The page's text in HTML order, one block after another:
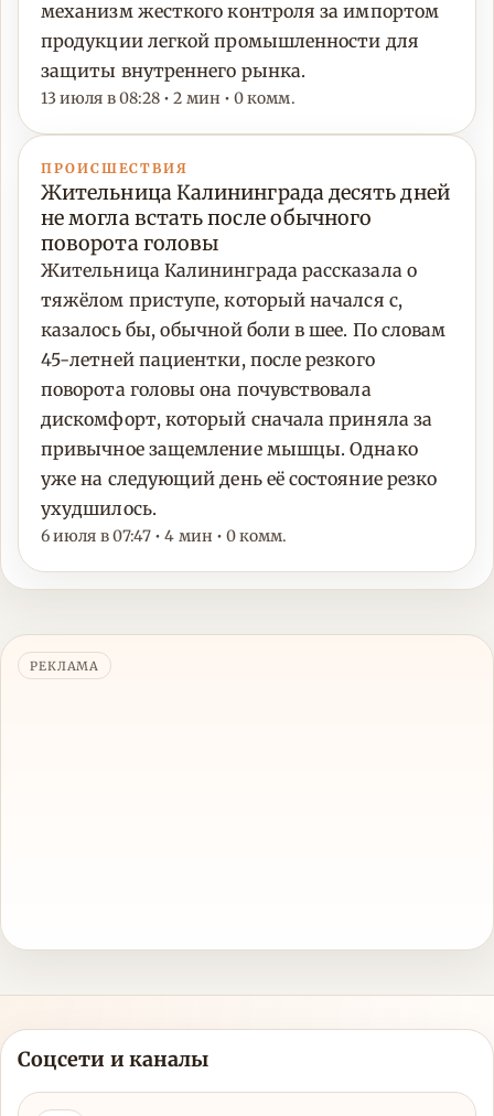
механизм жесткого контроля за импортом
продукции легкой промышленности для
защиты внутреннего рынка.
13 июля в 08:28 • 2 мин • 0 комм.
ПРОИСШЕСТВИЯ
Жительница Калининграда десять дней
не могла встать после обычного
поворота головы
Жительница Калининграда рассказала о
тяжёлом приступе, который начался с,
казалось бы, обычной боли в шее. По словам
45-летней пациентки, после резкого
поворота головы она почувствовала
дискомфорт, который сначала приняла за
привычное защемление мышцы. Однако
уже на следующий день её состояние резко
ухудшилось.
6 июля в 07:47 • 4 мин • 0 комм.
РЕКЛАМА
Соцсети и каналы